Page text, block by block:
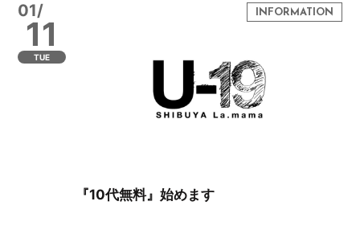
01/
11
TUE
『10代無料』始めます